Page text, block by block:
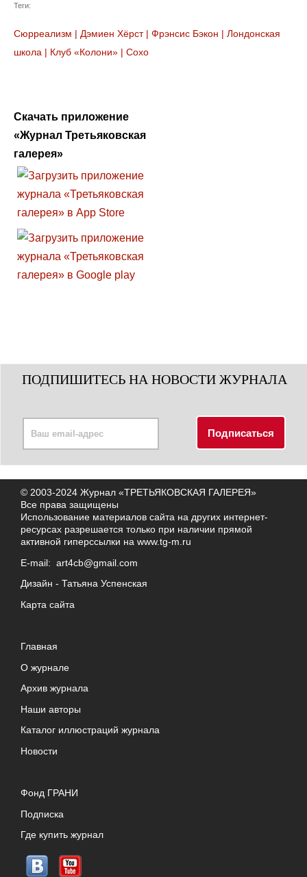
Теги:
Сюрреализм | Дэмиен Хёрст| Фрэнсис Бэкон | Лондонская
школа | Клуб «Колони» | Сохо
Скачать приложение
«Журнал Третьяковская
галерея»
ПОДПИШИТЕСЬ НА НОВОСТИ ЖУРНАЛА
© 2003-2024 Журнал «ТРЕТЬЯКОВСКАЯ ГАЛЕРЕЯ»
Все права защищены
Использование материалов сайта на других интернет-
ресурсах разрешается только при наличии прямой
активной гиперссылки на www.tg-m.ru
E-mail: art4cb@gmail.com
Дизайн - Татьяна Успенская
Карта сайта
Главная
О журнале
Архив журнала
Наши авторы
Каталог иллюстраций журнала
Новости
Фонд ГРАНИ
Подписка
Где купить журнал